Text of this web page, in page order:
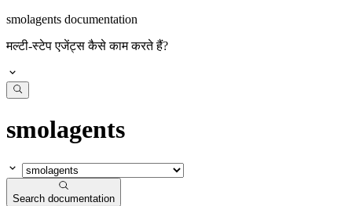
smolagents documentation
मल्टी-स्टेप एजेंट्स कैसे काम करते हैं?
smolagents
Search documentation